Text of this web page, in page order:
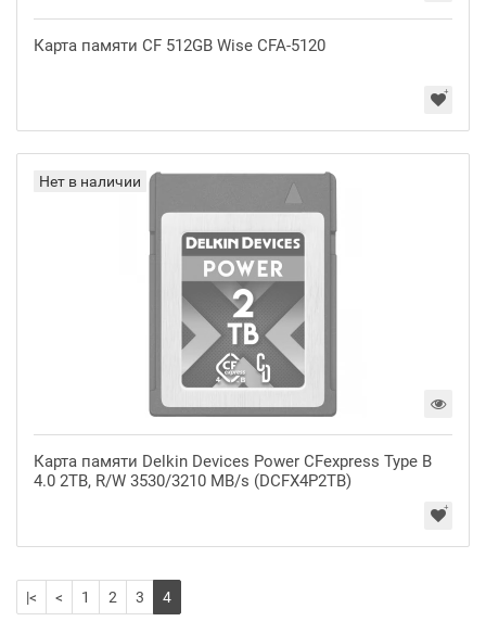
Карта памяти CF 512GB Wise CFA-5120
Нет в наличии
Карта памяти Delkin Devices Power CFexpress Type B
4.0 2TB, R/W 3530/3210 MB/s (DCFX4P2TB)
|< < 1 2 3 4